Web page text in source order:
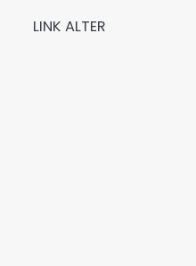
LINK ALTER